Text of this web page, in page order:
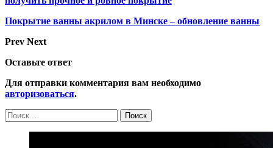
Покрытие ванны акрилом в Минске – обновление ванны
Prev Next
Оставьте ответ
Для отправки комментария вам необходимо
авторизоваться.